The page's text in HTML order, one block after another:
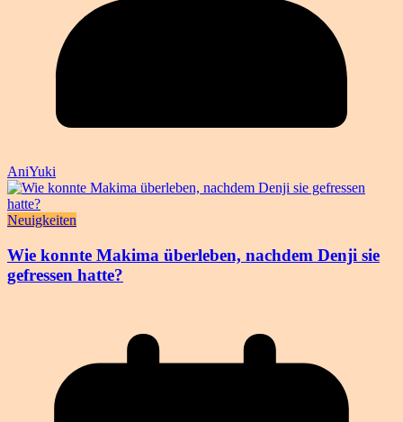
AniYuki
Neuigkeiten
Wie konnte Makima überleben, nachdem Denji sie
gefressen hatte?